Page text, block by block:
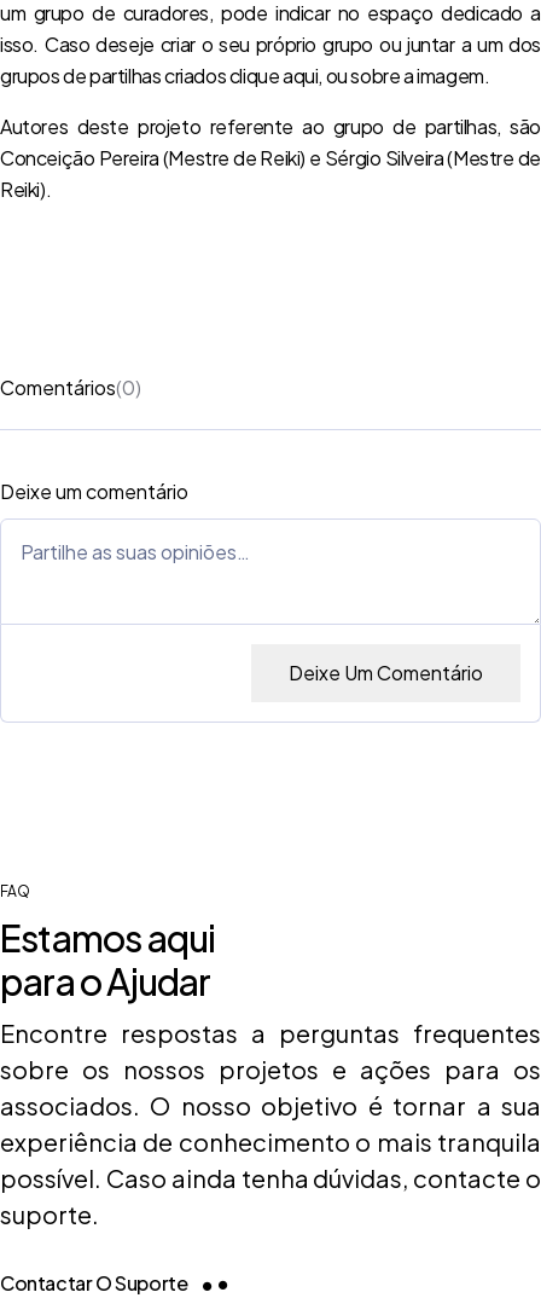
um grupo de curadores, pode indicar no espaço dedicado a
isso. Caso deseje criar o seu próprio grupo ou juntar a um dos
grupos de partilhas criados clique aqui, ou sobre a imagem.
Autores deste projeto referente ao grupo de partilhas, são
Conceição Pereira (Mestre de Reiki) e Sérgio Silveira (Mestre de
Reiki).
Comentários(0)
Deixe um comentário
Deixe Um Comentário
FAQ
Estamos aqui
para o Ajudar
Encontre respostas a perguntas frequentes
sobre os nossos projetos e ações para os
associados. O nosso objetivo é tornar a sua
experiência de conhecimento o mais tranquila
possível. Caso ainda tenha dúvidas, contacte o
suporte.
Contactar O Suporte